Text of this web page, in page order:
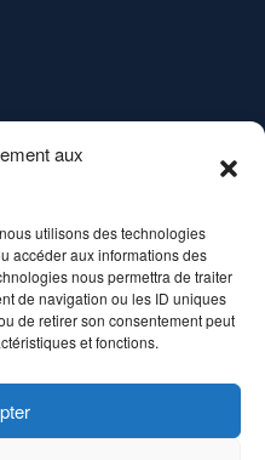
aux
utilisons des technologies
accéder aux informations des
nous permettra de traiter
de navigation ou les ID uniques
de retirer son consentement peut
et fonctions.
PUBLIC